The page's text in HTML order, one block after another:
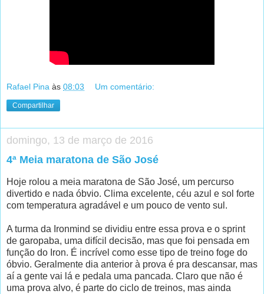
Rafael Pina às 08:03 Um comentário:
Compartilhar
domingo, 13 de março de 2016
4ª Meia maratona de São José
Hoje rolou a meia maratona de São José, um percurso
divertido e nada óbvio. Clima excelente, céu azul e sol forte
com temperatura agradável e um pouco de vento sul.
A turma da Ironmind se dividiu entre essa prova e o sprint
de garopaba, uma difícil decisão, mas que foi pensada em
função do Iron. É incrível como esse tipo de treino foge do
óbvio. Geralmente dia anterior à prova é pra descansar, mas
aí a gente vai lá e pedala uma pancada. Claro que não é
uma prova alvo, é parte do ciclo de treinos, mas ainda